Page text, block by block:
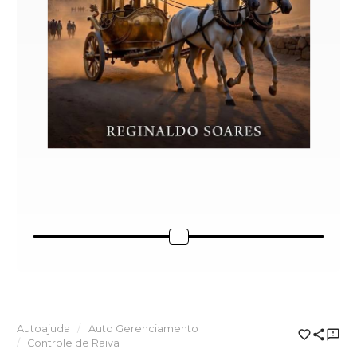
Autoajuda
Auto Gerenciamento
Controle de Raiva